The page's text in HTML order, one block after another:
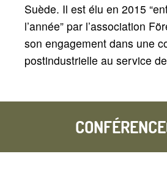
Suède. Il est élu en 2015
l’année” par l’association
son engagement dans une
postindustrielle au service